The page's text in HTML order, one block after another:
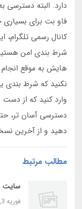
دارد. البته دسترسی
فاو بت برای بسیاری
کانال رسمی
شرط بندی امن
هایش به موقع
نکنید که شرط بندی
وارد کنید که از
دسترسی آسان تر،
دهید و از آخرین
مطالب مرتبط
سایت‌
فوریه 3, 2026